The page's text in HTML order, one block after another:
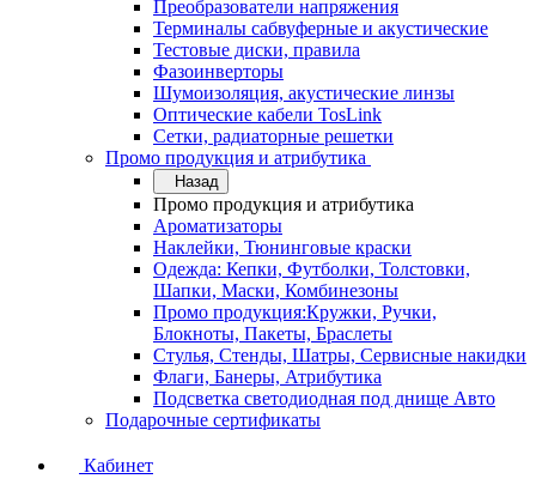
Преобразователи напряжения
Терминалы сабвуферные и акустические
Тестовые диски, правила
Фазоинверторы
Шумоизоляция, акустические линзы
Оптические кабели TosLink
Сетки, радиаторные решетки
Промо продукция и атрибутика
Назад
Промо продукция и атрибутика
Ароматизаторы
Наклейки, Тюнинговые краски
Одежда: Кепки, Футболки, Толстовки,
Шапки, Маски, Комбинезоны
Промо продукция:Кружки, Ручки,
Блокноты, Пакеты, Браслеты
Стулья, Стенды, Шатры, Сервисные накидки
Флаги, Банеры, Атрибутика
Подсветка светодиодная под днище Авто
Подарочные сертификаты
Кабинет